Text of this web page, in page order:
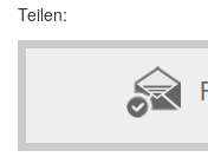
Teilen: